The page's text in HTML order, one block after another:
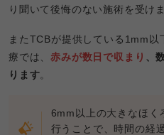
り聞いて後悔のない施術を受け
またTCBが提供している1mm
療では、赤みが数日で収まり 、
ります。
6mm以上の大きなほく
行うことで、時間の経